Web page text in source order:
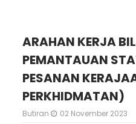
ARAHAN KERJA
PEMANTAUAN
PESANAN
PERKHIDMATAN)
Butiran 02 November 2023